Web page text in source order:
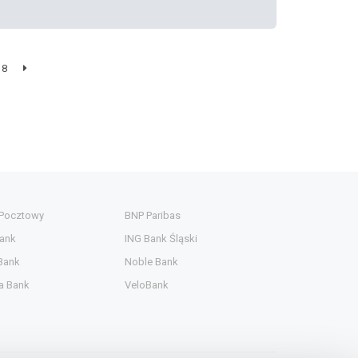
8
BNP Paribas
ING Bank Śląski
Noble Bank
Bank
VeloBank